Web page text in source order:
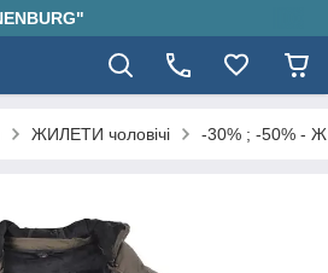
ЖИЛЕТИ чоловічі -30% ; -50% -